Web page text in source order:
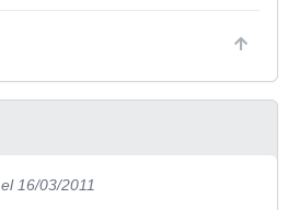
el 16/03/2011